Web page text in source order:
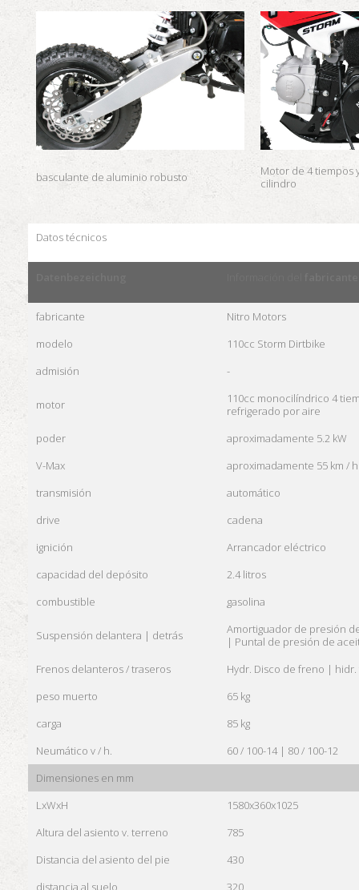
basculante de aluminio robusto
Motor de 4 tiempos
cilindro
Datos técnicos
fabricante
Nitro Motors
modelo
110cc Storm Dirtbike
admisión
-
motor
110cc monocilíndrico 4
refrigerado por aire
poder
aproximadamente 5.2 kW
V-Max
aproximadamente 55 km / h
transmisión
automático
drive
cadena
ignición
Arrancador eléctrico
capacidad del depósito
2.4 litros
combustible
gasolina
Suspensión delantera | detrás
Amortiguador de presión
| Puntal de presión de
Frenos delanteros / traseros
Hydr. Disco de freno | hidr.
peso muerto
65 kg
carga
85 kg
Neumático v / h.
60 / 100-14 | 80 / 100-12
Dimensiones en mm
LxWxH
1580x360x1025
Altura del asiento v. terreno
785
Distancia del asiento del pie
430
distancia al suelo
320